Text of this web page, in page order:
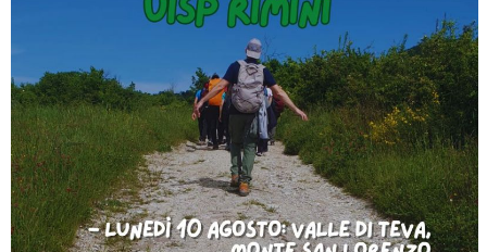
Tiziano Pesce a Radio InBlu2000 traccia il bilancio della stagione